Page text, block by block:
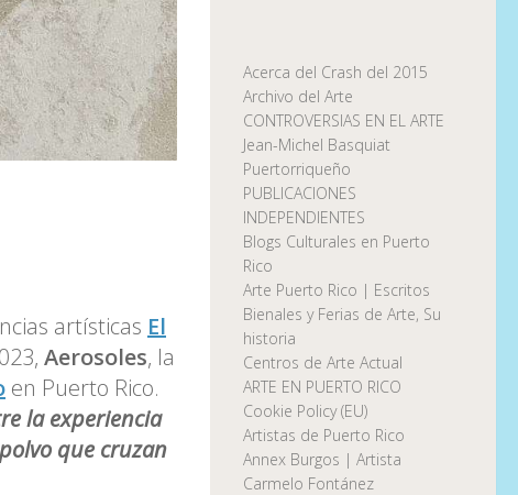
artísticas El
Aerosoles, la
en Puerto Rico.
la experiencia
que cruzan
Acerca del Crash del 2015
Archivo del Arte
CONTROVERSIAS EN EL ARTE
Jean-Michel Basquiat
Puertorriqueño
PUBLICACIONES
INDEPENDIENTES
Blogs Culturales en Puerto
Rico
Arte Puerto Rico | Escritos
Bienales y Ferias de Arte, Su
historia
Centros de Arte Actual
ARTE EN PUERTO RICO
Cookie Policy (EU)
Artistas de Puerto Rico
Annex Burgos | Artista
Carmelo Fontánez